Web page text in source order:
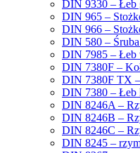
DIN 9330 – Łeb
DIN 965 –
DIN 966 –
DIN 580 –
DIN 7985 – Łeb
DIN 7380F –
DIN 7380F TX
DIN 7380 – Łeb
DIN 8246A –
DIN 8246B –
DIN 8246C –
DIN 8245 –